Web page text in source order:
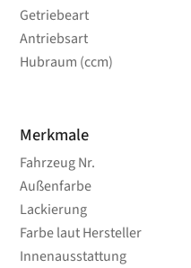
Getriebeart
Antriebsart
Hubraum (ccm)
Merkmale
Fahrzeug Nr.
Außenfarbe
Lackierung
Farbe laut Hersteller
Innenausstattung